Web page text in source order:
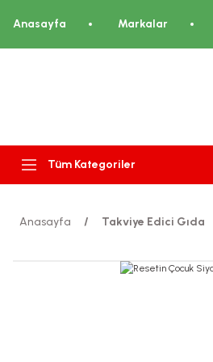
Anasayfa Markalar
Tüm Kategoriler
Anasayfa Takviye Edici Gıda